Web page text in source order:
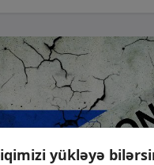
yükləyə